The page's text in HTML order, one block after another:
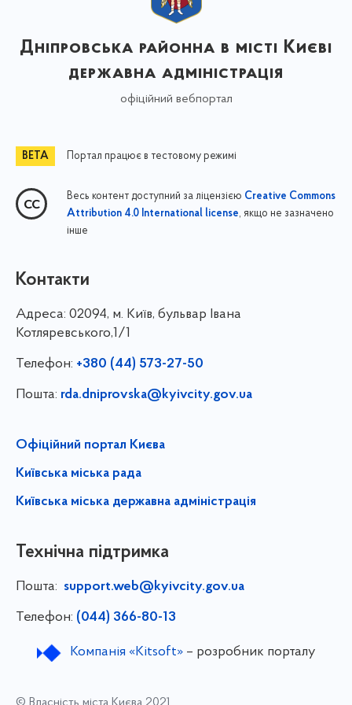
Дніпровська районна в місті Києві
державна адміністрація
офіційний вебпортал
Портал працює в тестовому режимі
Весь контент доступний за ліцензією Creative Commons
Attribution 4.0 International license, якщо не зазначено
інше
Контакти
Адреса: 02094, м. Київ, бульвар Івана
Котляревського,1/1
Телефон: +380 (44) 573-27-50
Пошта: rda.dniprovska@kyivcity.gov.ua
Офіційний портал Києва
Київська міська рада
Київська міська державна адміністрація
Технічна підтримка
Пошта: support.web@kyivcity.gov.ua
Телефон: (044) 366-80-13
Компанія «Kitsoft»– розробник порталу